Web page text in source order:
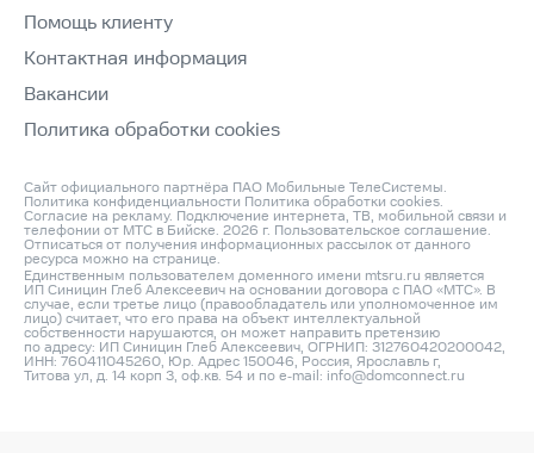
Помощь клиенту
Контактная информация
Вакансии
Политика обработки cookies
Сайт официального партнёра ПАО Мобильные ТелеСистемы.
Политика конфиденциальности Политика обработки cookies.
Согласие на рекламу. Подключение интернета, ТВ, мобильной связи и
телефонии от МТС в Бийске. 2026 г. Пользовательское соглашение.
Отписаться от получения информационных рассылок от данного
ресурса можно на странице.
Единственным пользователем доменного имени mtsru.ru является
ИП Синицин Глеб Алексеевич на основании договора с ПАО «МТС». В
случае, если третье лицо (правообладатель или уполномоченное им
лицо) считает, что его права на объект интеллектуальной
собственности нарушаются, он может направить претензию
по адресу: ИП Синицин Глеб Алексеевич, ОГРНИП: 312760420200042,
ИНН: 760411045260, Юр. Адрес 150046, Россия, Ярославль г,
Титова ул, д. 14 корп 3, оф.кв. 54 и по e‑mail: info@domconnect.ru